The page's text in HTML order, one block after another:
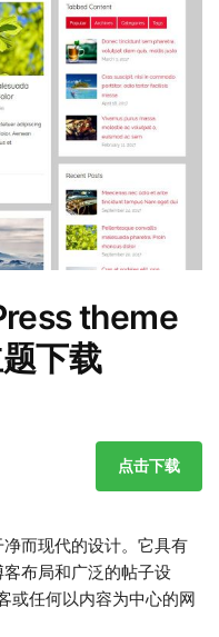
theme
下载
点击下载
而现代的设计。它具有
布局和广泛的帖子设
或任何以内容为中心的网